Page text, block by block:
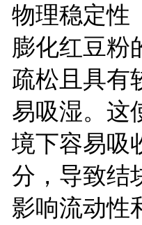
物理稳定性
膨化红豆粉
疏松且具有
易吸湿。这
境下容易吸
分，导致结
影响流动性